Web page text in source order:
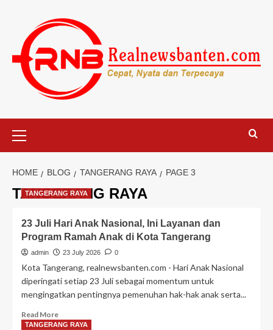
content
Menu
HOME BLOG TANGERANG RAYA PAGE 3
TANGERANG RAYA
TANGERANG RAYA
23 Juli Hari Anak Nasional, Ini Layanan dan
Program Ramah Anak di Kota Tangerang
admin 23 July 2026 0
Kota Tangerang, realnewsbanten.com - Hari Anak Nasional
diperingati setiap 23 Juli sebagai momentum untuk
mengingatkan pentingnya pemenuhan hak-hak anak serta...
Read MoreRead
more
TANGERANG RAYA